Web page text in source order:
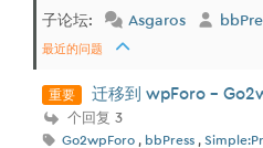
子论坛: Asgaros
最近的问题
重要 迁移到 wpForo -
个回复 3
Go2wpForo , bbPress ,